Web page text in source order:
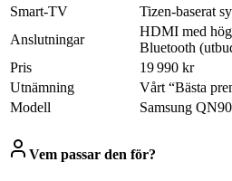
Smart-TV
Tizen-baserat
Anslutningar
HDMI med
Bluetooth
Pris
19 990 kr
Utnämning
Vårt “Bästa
Modell
Samsung
Vem passar den för?